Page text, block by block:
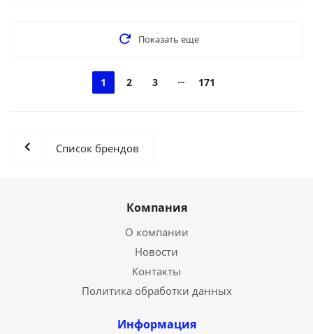
Показать еще
1 2 3 171
Список брендов
Компания
О компании
Новости
Контакты
Политика обработки данных
Информация